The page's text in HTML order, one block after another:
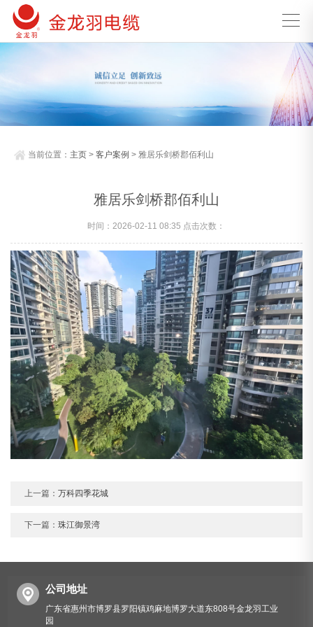
当前位置： 主页 >客户案例 > 雅居乐剑桥郡佰利山
雅居乐剑桥郡佰利山
时间：2026-02-11 08:35 点击次数：
上一篇：万科四季花城
下一篇：珠江御景湾
公司地址
广东省惠州市博罗县罗阳镇鸡麻地博罗大道东808号金龙羽工业
园